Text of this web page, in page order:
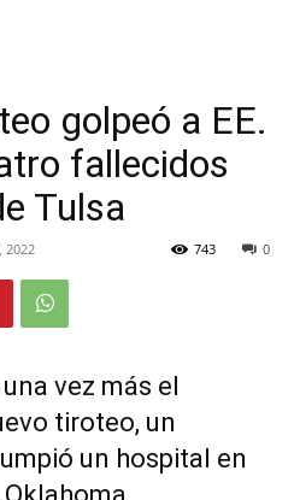
golpeó a EE.
fallecidos
Tulsa
2022 0
743
vez más el
tiroteo, un
un hospital en